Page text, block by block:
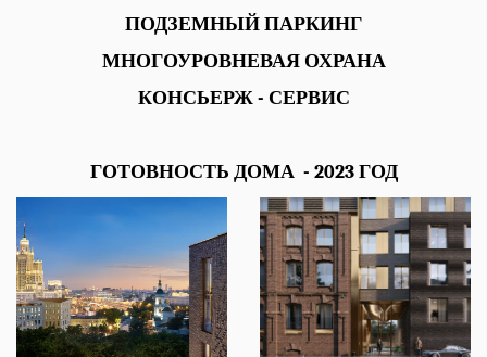
ПОДЗЕМНЫЙ ПАРКИНГ
МНОГОУРОВНЕВАЯ ОХРАНА
КОНСЬЕРЖ - СЕРВИС
ГОТОВНОСТЬ ДОМА - 2023 ГОД